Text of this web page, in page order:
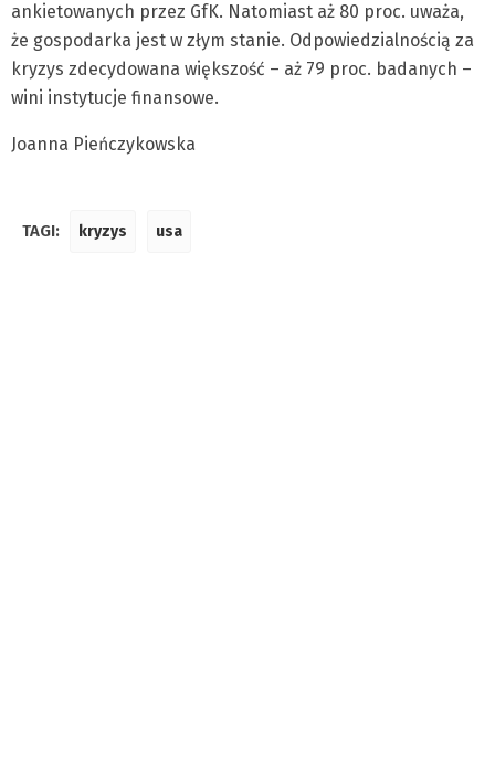
ankietowanych przez GfK. Natomiast aż 80 proc. uważa,
że gospodarka jest w złym stanie. Odpowiedzialnością za
kryzys zdecydowana większość – aż 79 proc. badanych –
wini instytucje finansowe.
Joanna Pieńczykowska
TAGI: kryzys usa